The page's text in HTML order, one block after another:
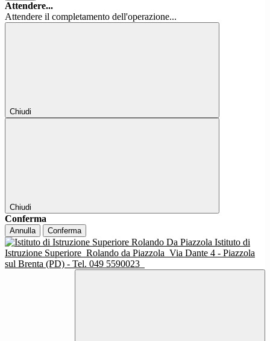
Attendere...
Attendere il completamento dell'operazione...
Chiudi
Chiudi
Conferma
Annulla Conferma
Istituto di
Istruzione Superiore Rolando da Piazzola Via Dante 4 - Piazzola
sul Brenta (PD) - Tel. 049 5590023